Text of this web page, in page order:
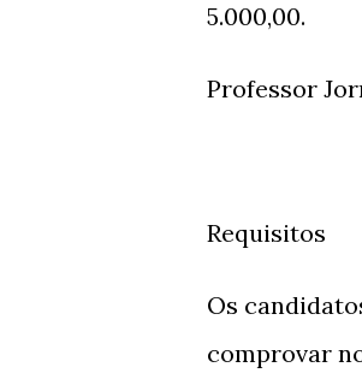
5.000,00.
Professor
Requisitos
Os
comprovar